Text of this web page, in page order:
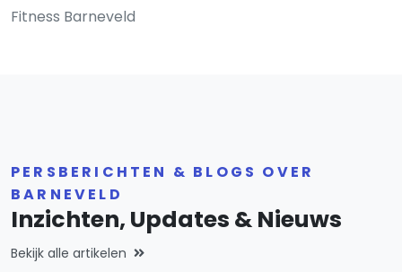
Fitness Barneveld
PERSBERICHTEN & BLOGS OVER
BARNEVELD
Inzichten, Updates & Nieuws
Bekijk alle artikelen